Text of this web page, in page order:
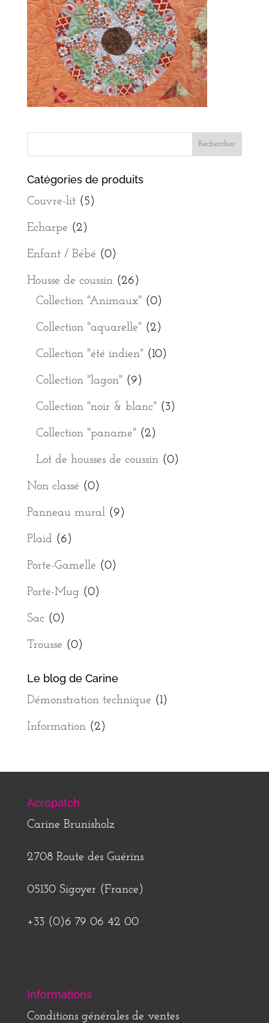
Catégories de produits
Couvre-lit (5)
Echarpe (2)
Enfant / Bébé (0)
Housse de coussin (26)
Collection "Animaux" (0)
Collection "aquarelle" (2)
Collection "été indien" (10)
Collection "lagon" (9)
Collection "noir & blanc" (3)
Collection "paname" (2)
Lot de housses de coussin (0)
Non classé (0)
Panneau mural (9)
Plaid (6)
Porte-Gamelle (0)
Porte-Mug (0)
Sac (0)
Trousse (0)
Le blog de Carine
Démonstration technique (1)
Information(2)
Acropatch
Carine Brunisholz
2708 Route des Guérins
05130 Sigoyer (France)
+33 (0)6 79 06 42 00
Informations
Conditions générales de ventes